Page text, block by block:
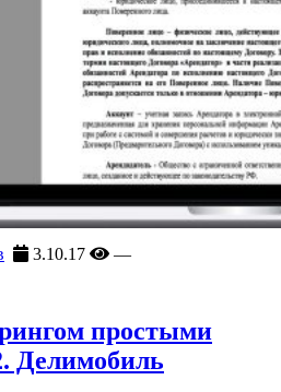
3.10.17 —
простыми
Делимобиль